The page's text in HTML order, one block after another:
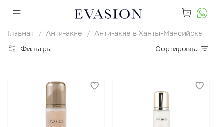
Главная Анти-акне
Анти-акне в Ханты-Мансийске
Фильтры
Сортировка